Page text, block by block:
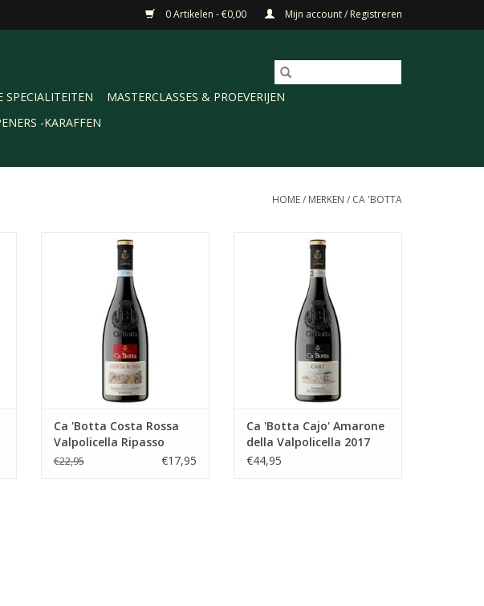
0 Artikelen - €0,00 Mijn account / Registreren
SPECIALITEITEN
MASTERCLASSES & PROEVERIJEN
-KARAFFEN
HOME/ MERKEN / CA 'BOTTA
Ca 'Botta Costa Rossa Ripasso is
een redelijk volle zachte licht
ronde wijn. Rijpe kersen, zwarte
bessen en een lichte kruidigheid
van het hout. Mooie balans van
frisheid en zachte tannines. Past
goed bij gegrild vlees of een
plateau gerijpte kazen.
TOEVOEGEN AAN WINKELWAGEN
Ca 'Botta Costa Rossa
Valpolicella Ripasso
Superiore 2019
€22,95 €17,95
Ca 'Botta Cajo' Amarone della
Valpolicella is een volle en zeer
geconcentreerde wijn, met een
diepe bijna zwarte kleur. Aroma's
van zwarte bessen en kersen,
aangevuld met groene peper,
pure chocolade, tijm, rozemarijn,
weidebloemen, kruiden en
honing.
TOEVOEGEN AAN WINKELWAGEN
Ca 'Botta Cajo' Amarone
della Valpolicella 2017
€44,95